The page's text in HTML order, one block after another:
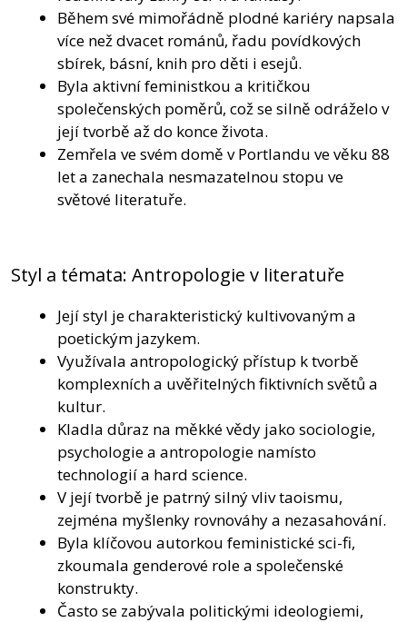
Během své mimořádně plodné kariéry napsala
více než dvacet románů, řadu povídkových
sbírek, básní, knih pro děti i esejů.
Byla aktivní feministkou a kritičkou
společenských poměrů, což se silně odráželo v
její tvorbě až do konce života.
Zemřela ve svém domě v Portlandu ve věku 88
let a zanechala nesmazatelnou stopu ve
světové literatuře.
Styl a témata: Antropologie v literatuře
Její styl je charakteristický kultivovaným a
poetickým jazykem.
Využívala antropologický přístup k tvorbě
komplexních a uvěřitelných fiktivních světů a
kultur.
Kladla důraz na měkké vědy jako sociologie,
psychologie a antropologie namísto
technologií a hard science.
V její tvorbě je patrný silný vliv taoismu,
zejména myšlenky rovnováhy a nezasahování.
Byla klíčovou autorkou feministické sci-fi,
zkoumala genderové role a společenské
konstrukty.
Často se zabývala politickými ideologiemi,